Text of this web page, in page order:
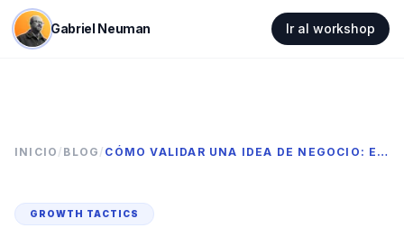
Gabriel Neuman Ir al workshop
INICIO / BLOG / CÓMO VALIDAR UNA IDEA DE NEGOCIO: EL MÉTODO 'CERO AL UNO' | ADRIANA CABALLERO
GROWTH TACTICS